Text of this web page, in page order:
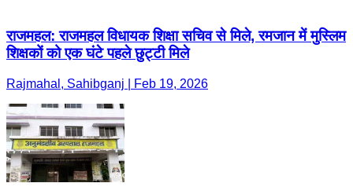
राजमहल: राजमहल विधायक शिक्षा सचिव से मिले, रमजान में मुस्लिम
शिक्षकों को एक घंटे पहले छुट्टी मिले
Rajmahal, Sahibganj | Feb 19, 2026